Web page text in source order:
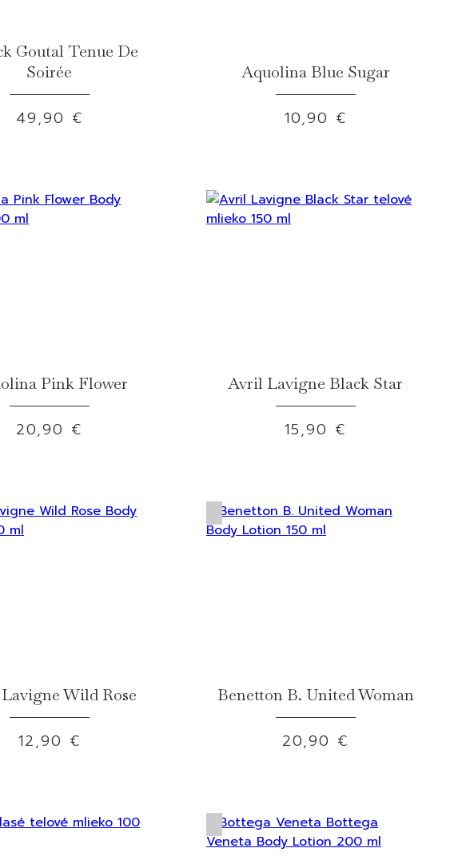
Goutal Tenue De
Soirée
49,90 €
Aquolina Blue Sugar
10,90 €
Pink Flower
20,90 €
Avril Lavigne Black Star
15,90 €
Wild Rose
12,90 €
Benetton B. United Woman
20,90 €